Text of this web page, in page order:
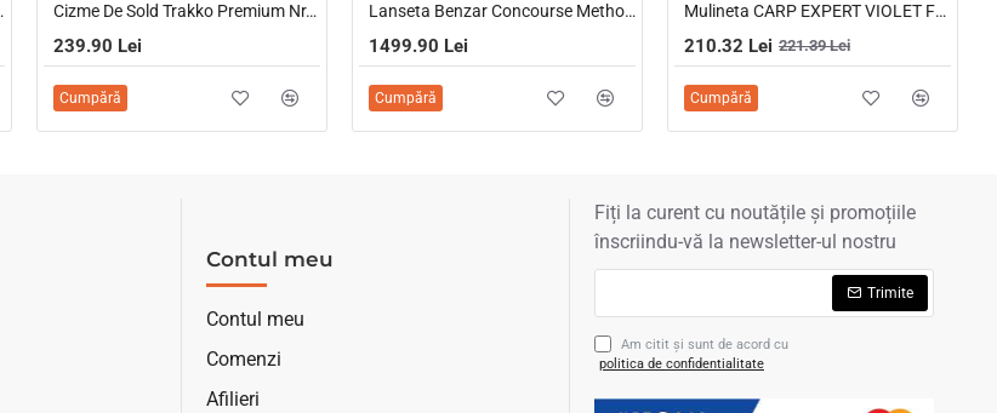
230cm Cizme De Sold Trakko Premium Nr.41
239.90 Lei
Cumpără
Lanseta Benzar Concourse Method Feeder, 4.50m
1499.90 Lei
Cumpără
Mulineta CARP EXPERT VIOLET FEEDER 6000
210.32 Lei 221.39 Lei
Cumpără
Contul meu
Contul meu
Comenzi
Afilieri
Fiți la curent cu noutățile și promoțiile
înscriindu-vă la newsletter-ul nostru
Trimite
Am citit şi sunt de acord cu
politica de confidentialitate